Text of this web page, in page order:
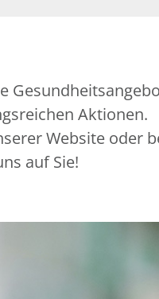
Aktionen.
Website oder
auf Sie!